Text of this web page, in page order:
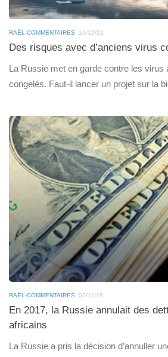
RAËL-COMMENTAIRES 16/12/21
Des risques avec d’anciens virus
La Russie met en garde contre les virus
congelés. Faut-il lancer un projet sur la
RAËL-COMMENTAIRES 03/11/19
En 2017, la Russie annulait des
africains
La Russie a pris la décision d’annuller